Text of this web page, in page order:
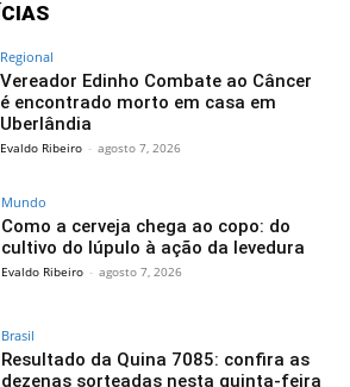
Regional
Vereador Edinho Combate ao Câncer
é encontrado morto em casa em
Uberlândia
Evaldo Ribeiro - agosto 7, 2026
Mundo
Como a cerveja chega ao copo: do
cultivo do lúpulo à ação da levedura
Evaldo Ribeiro - agosto 7, 2026
Brasil
Resultado da Quina 7085: confira as
dezenas sorteadas nesta quinta-feira